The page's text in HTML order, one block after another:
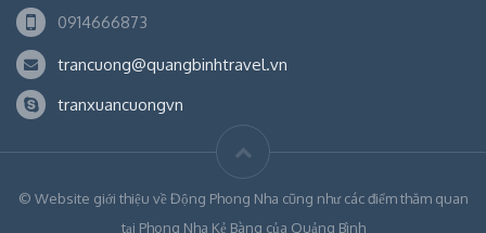
0914666873
trancuong@quangbinhtravel.vn
tranxuancuongvn
© Website giới thiệu về Động Phong Nha cũng như các điểm thăm quan
tại Phong Nha Kẻ Bàng của Quảng Bình